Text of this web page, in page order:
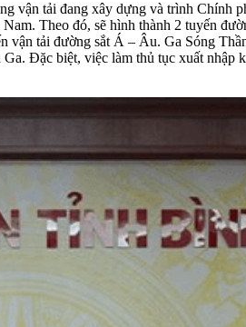
tải đang xây dựng và trình Chính
Theo đó, sẽ hình thành 2 tuyến
tải đường sắt Á – Âu. Ga Sóng
Đặc biệt, việc làm thủ tục xuất nhập